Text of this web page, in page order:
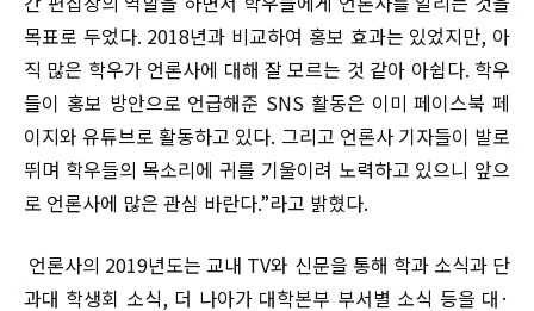
목표로 두었다. 2018년과 비교하여 홍보 효과는 있었지만, 아
직 많은 학우가 언론사에 대해 잘 모르는 것 같아 아쉽다. 학우
들이 홍보 방안으로 언급해준 SNS 활동은 이미 페이스북 페
이지와 유튜브로 활동하고 있다. 그리고 언론사 기자들이 발로
뛰며 학우들의 목소리에 귀를 기울이려 노력하고 있으니 앞으
로 언론사에 많은 관심 바란다.”라고 밝혔다.
언론사의 2019년도는 교내 TV와 신문을 통해 학과 소식과 단
과대 학생회 소식, 더 나아가 대학본부 부서별 소식 등을 대·